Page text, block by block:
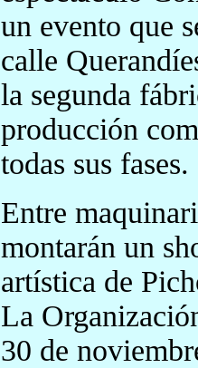
un evento que
calle
la segunda
producción
todas sus fases.
Entre
montarán un
artística de
La
30 de